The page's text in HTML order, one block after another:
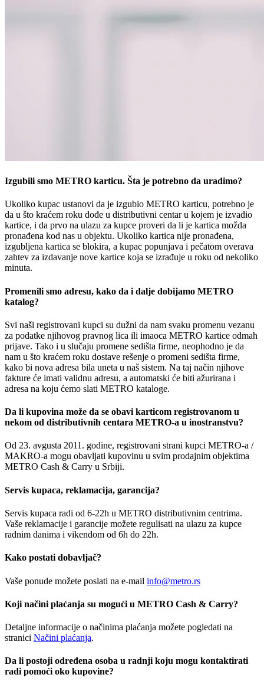
Izgubili smo METRO karticu. Šta je potrebno da uradimo?
Ukoliko kupac ustanovi da je izgubio METRO karticu, potrebno je
da u što kraćem roku dođe u distributivni centar u kojem je izvadio
kartice, i da prvo na ulazu za kupce proveri da li je kartica možda
pronađena kod nas u objektu. Ukoliko kartica nije pronađena,
izgubljena kartica se blokira, a kupac popunjava i pečatom overava
zahtev za izdavanje nove kartice koja se izrađuje u roku od nekoliko
minuta.
Promenili smo adresu, kako da i dalje dobijamo METRO
katalog?
Svi naši registrovani kupci su dužni da nam svaku promenu vezanu
za podatke njihovog pravnog lica ili imaoca METRO kartice odmah
prijave. Tako i u slučaju promene sedišta firme, neophodno je da
nam u što kraćem roku dostave rešenje o promeni sedišta firme,
kako bi nova adresa bila uneta u naš sistem. Na taj način njihove
fakture će imati validnu adresu, a automatski će biti ažurirana i
adresa na koju ćemo slati METRO kataloge.
Da li kupovina može da se obavi karticom registrovanom u
nekom od distributivnih centara METRO-a u inostranstvu?
Od 23. avgusta 2011. godine, registrovani strani kupci METRO-a /
MAKRO-a mogu obavljati kupovinu u svim prodajnim objektima
METRO Cash & Carry u Srbiji.
Servis kupaca, reklamacija, garancija?
Servis kupaca radi od 6-22h u METRO distributivnim centrima.
Vaše reklamacije i garancije možete regulisati na ulazu za kupce
radnim danima i vikendom od 6h do 22h.
Kako postati dobavljač?
Vaše ponude možete poslati na e-mail info@metro.rs
Koji načini plaćanja su mogući u METRO Cash & Carry?
Detaljne informacije o načinima plaćanja možete pogledati na
stranici Načini plaćanja.
Da li postoji određena osoba u radnji koju mogu kontaktirati
radi pomoći oko kupovine?